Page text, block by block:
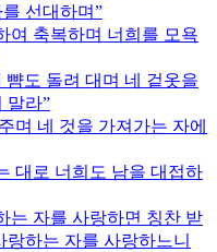
선대하며
여 축복하며 너희를 모욕
도 돌려 대며 네 겉옷을
말라
며 네 것을 가져가는 자에
대로 너희도 남을 대접하
는 자를 사랑하면 칭찬 받
하는 자를 사랑하느니